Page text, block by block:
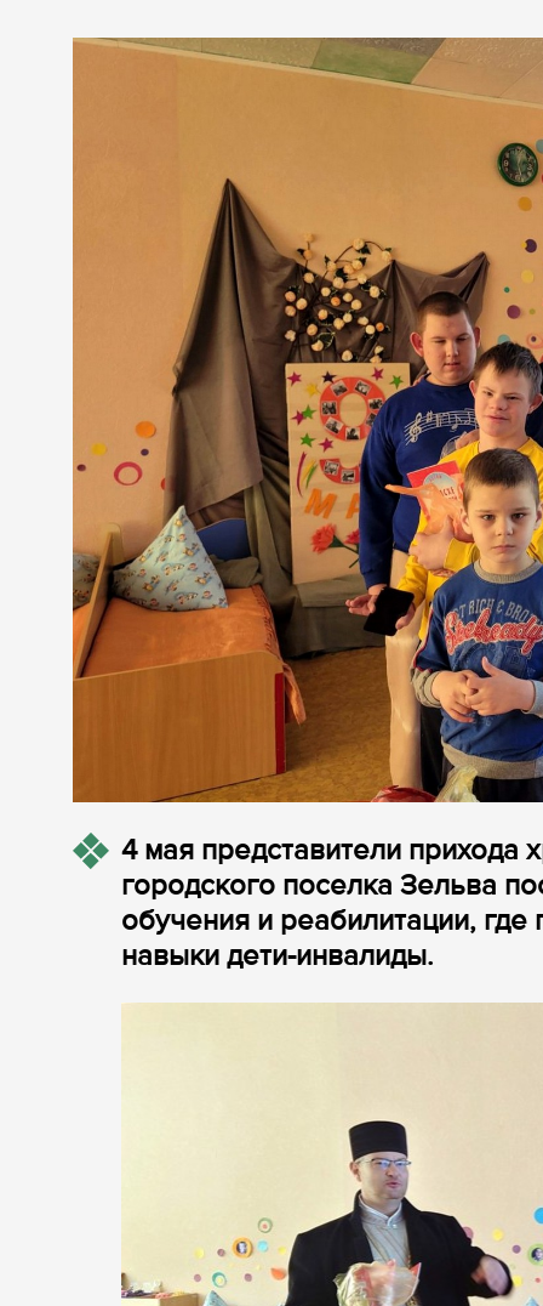
4 мая представители
городского поселка Зельва
обучения и реабилитации,
навыки дети-инвалиды.